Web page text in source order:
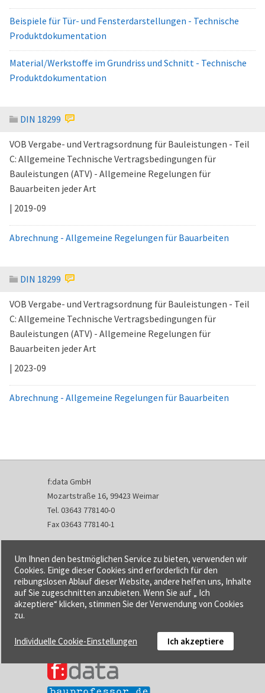
Beispiele für Tür- und Fensterdarstellungen - Technische
Produktdokumentation
Material/Werkstoffe im Grundriss und Schnitt - Technische
Produktdokumentation
DIN 18299
VOB Vergabe- und Vertragsordnung für Bauleistungen - Teil
C: Allgemeine Technische Vertragsbedingungen für
Bauleistungen (ATV) - Allgemeine Regelungen für
Bauarbeiten jeder Art
| 2019-09
Abrechnung - Allgemeine Regelungen für Bauarbeiten
DIN 18299
VOB Vergabe- und Vertragsordnung für Bauleistungen - Teil
C: Allgemeine Technische Vertragsbedingungen für
Bauleistungen (ATV) - Allgemeine Regelungen für
Bauarbeiten jeder Art
| 2023-09
Abrechnung - Allgemeine Regelungen für Bauarbeiten
f:data GmbH
Mozartstraße 16, 99423 Weimar
Tel. 03643 778140-0
Fax 03643 778140-1
info@fdata.de
Kontakt
Impressum
Datenschutzerklärung
Urheberrecht und Haftung
Cookie-Einstellungen
Um Ihnen den bestmöglichen Service zu bieten, verwenden wir
Cookies. Einige dieser Cookies sind erforderlich für den
reibungslosen Ablauf dieser Website, andere helfen uns, Inhalte
auf Sie zugeschnitten anzubieten. Wenn Sie auf „ Ich
akzeptiere“ klicken, stimmen Sie der Verwendung von Cookies
zu.
Individuelle Cookie-Einstellungen Ich akzeptiere